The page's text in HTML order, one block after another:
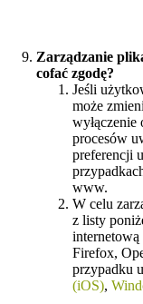
Zarządzanie
cofać zgodę?
Jeśli
może
wyłączenie
procesów
preferencji
www.
W celu
z listy
internetową
Firefox,
przypadku
(iOS),